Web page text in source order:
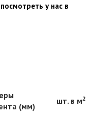
у нас в
(мм)
шт. в м2